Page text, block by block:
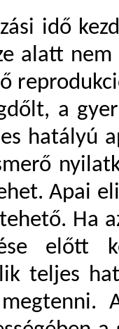
idő
alatt
a
hatályú
Apai
Ha
előtt
teljes